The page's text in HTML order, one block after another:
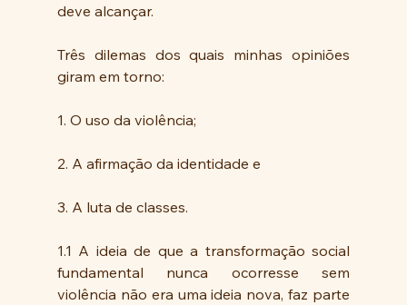
deve alcançar.
Três dilemas dos quais minhas opiniões
giram em torno:
1. O uso da violência;
2. A afirmação da identidade e
3. A luta de classes.
1.1 A ideia de que a transformação social
fundamental nunca ocorresse sem
violência não era uma ideia nova, faz parte